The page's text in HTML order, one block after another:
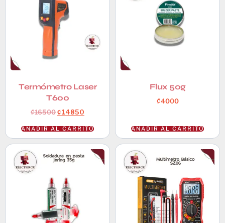
Termómetro Laser
T600
₡16500₡14850
AÑADIR AL CARRITO
Flux 50g
₡4000
AÑADIR AL CARRITO